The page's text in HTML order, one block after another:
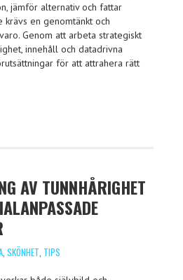
jämför alternativ och fattar
krävs en genomtänkt och
Genom att arbeta strategiskt
innehåll och datadrivna
för att attrahera rätt
AV TUNNHÅRIGHET
, SKÖNHET, TIPS